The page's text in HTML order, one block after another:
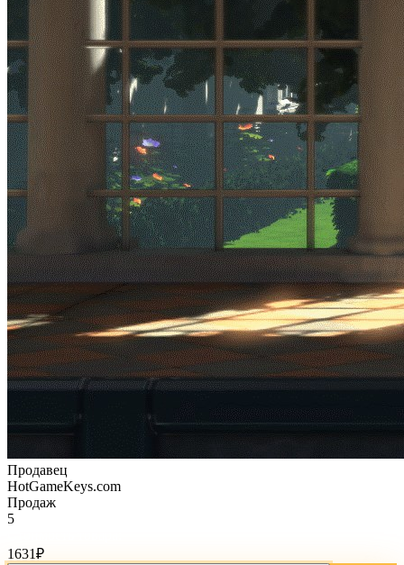
Продавец
HotGameKeys.com
Продаж
5
1631₽